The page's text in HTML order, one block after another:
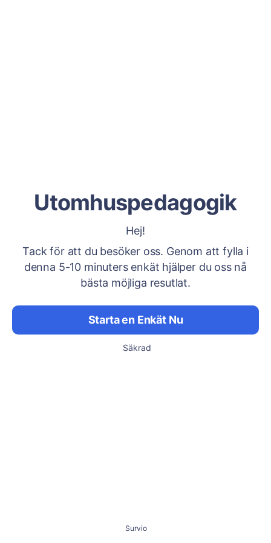
Utomhuspedagogik
Hej!
Tack för att du besöker oss. Genom att fylla i
denna 5-10 minuters enkät hjälper du oss nå
bästa möjliga resutlat.
Starta en Enkät Nu
Säkrad
Survio